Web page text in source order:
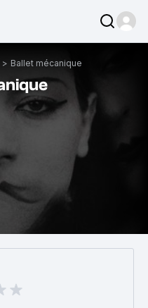
> Ballet mécanique